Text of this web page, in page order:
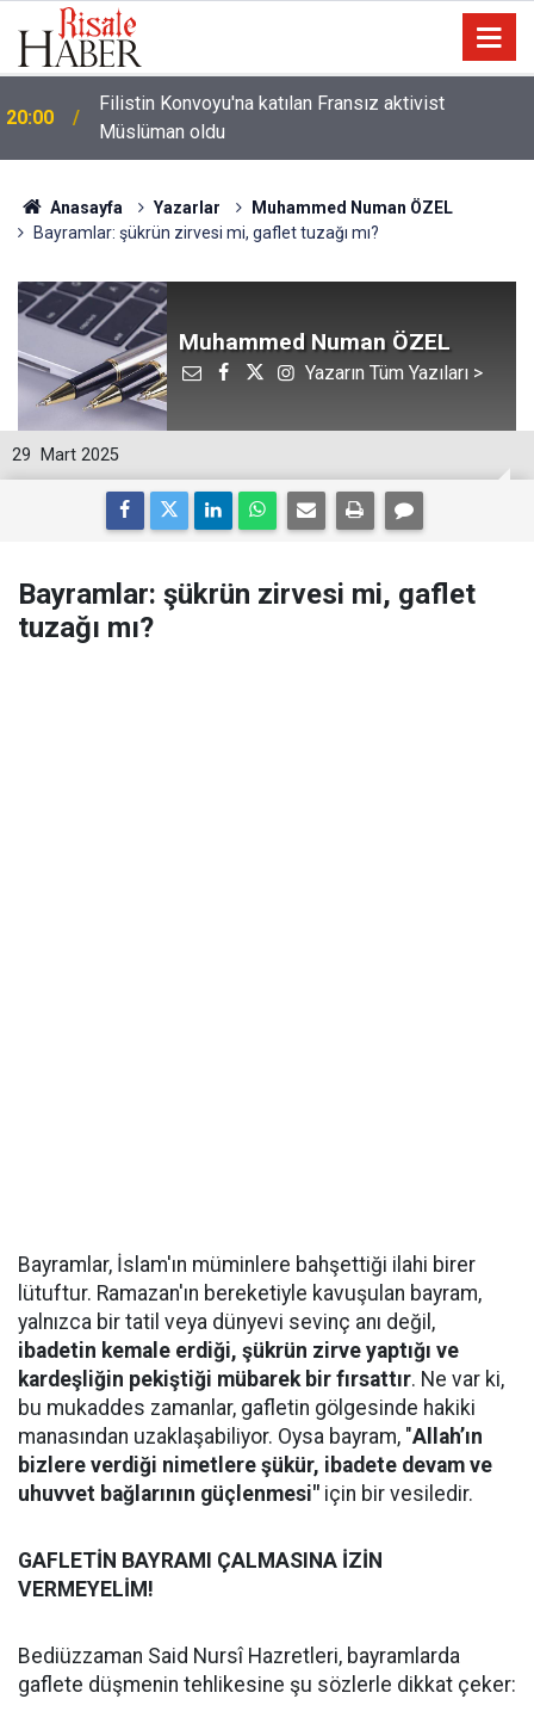
20:00
Filistin Konvoyu'na katılan Fransız aktivist
Müslüman oldu
Anasayfa Yazarlar
Muhammed Numan ÖZEL
Bayramlar: şükrün zirvesi mi, gaflet tuzağı mı?
Muhammed Numan ÖZEL
Yazarın Tüm Yazıları >
29 Mart 2025
Bayramlar: şükrün zirvesi mi, gaflet
tuzağı mı?
Bayramlar, İslam'ın müminlere bahşettiği ilahi birer
lütuftur. Ramazan'ın bereketiyle kavuşulan bayram,
yalnızca bir tatil veya dünyevi sevinç anı değil,
ibadetin kemale erdiği, şükrün zirve yaptığı ve
kardeşliğin pekiştiği mübarek bir fırsattır. Ne var ki,
bu mukaddes zamanlar, gafletin gölgesinde hakiki
manasından uzaklaşabiliyor. Oysa bayram, "Allah’ın
bizlere verdiği nimetlere şükür, ibadete devam ve
uhuvvet bağlarının güçlenmesi" için bir vesiledir.
GAFLETİN BAYRAMI ÇALMASINA İZİN
VERMEYELİM!
Bediüzzaman Said Nursî Hazretleri, bayramlarda
gaflete düşmenin tehlikesine şu sözlerle dikkat çeker: